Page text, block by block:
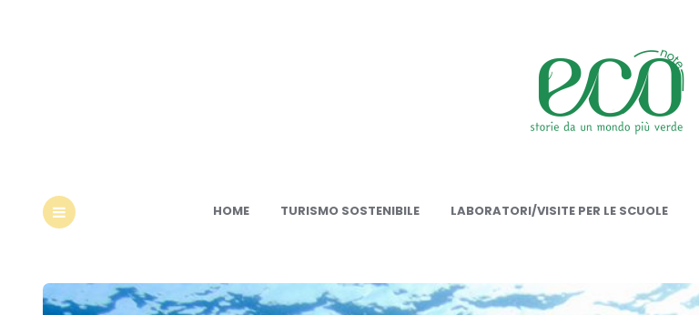
HOME TURISMO SOSTENIBILE LABORATORI/VISITE PER LE SCUOLE